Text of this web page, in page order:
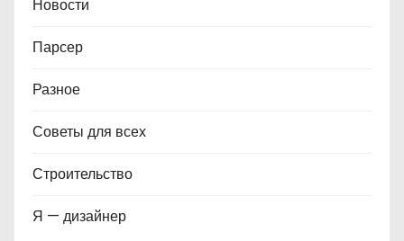
Новости
Парсер
Разное
Советы для всех
Строительство
Я — дизайнер